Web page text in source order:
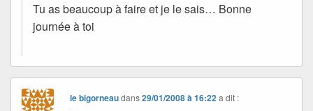
Tu as beaucoup à faire et je le sais… Bonne
journée à toi
le bigorneaudans29/01/2008 à 16:22 a dit :